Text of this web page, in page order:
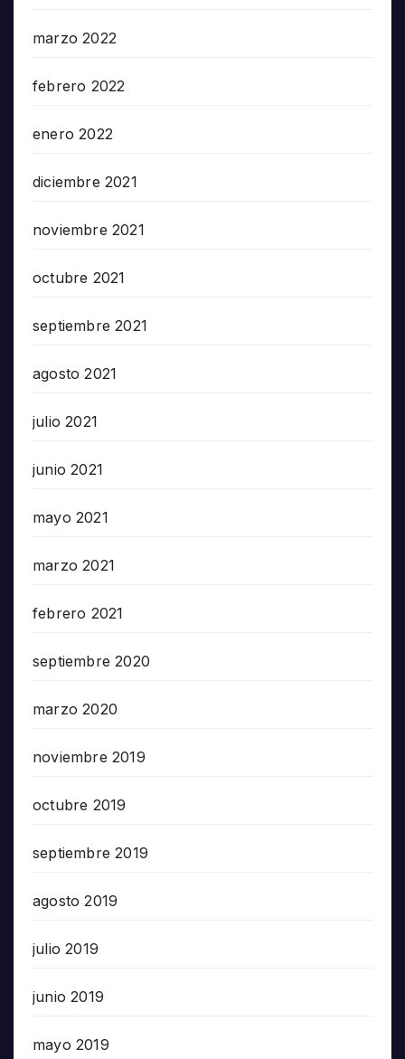
marzo 2022
febrero 2022
enero 2022
diciembre 2021
noviembre 2021
octubre 2021
septiembre 2021
agosto 2021
julio 2021
junio 2021
mayo 2021
marzo 2021
febrero 2021
septiembre 2020
marzo 2020
noviembre 2019
octubre 2019
septiembre 2019
agosto 2019
julio 2019
junio 2019
mayo 2019